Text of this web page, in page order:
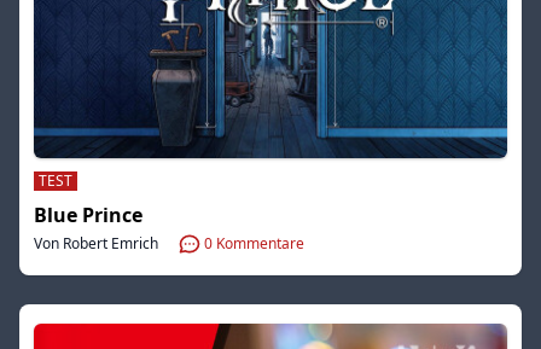
TEST
Blue Prince
Von Robert Emrich 0 Kommentare